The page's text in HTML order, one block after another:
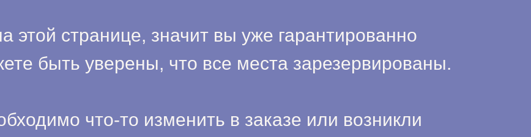
этой странице, значит вы уже гарантированно
быть уверены, что все места зарезервированы.
что-то изменить в заказе или возникли